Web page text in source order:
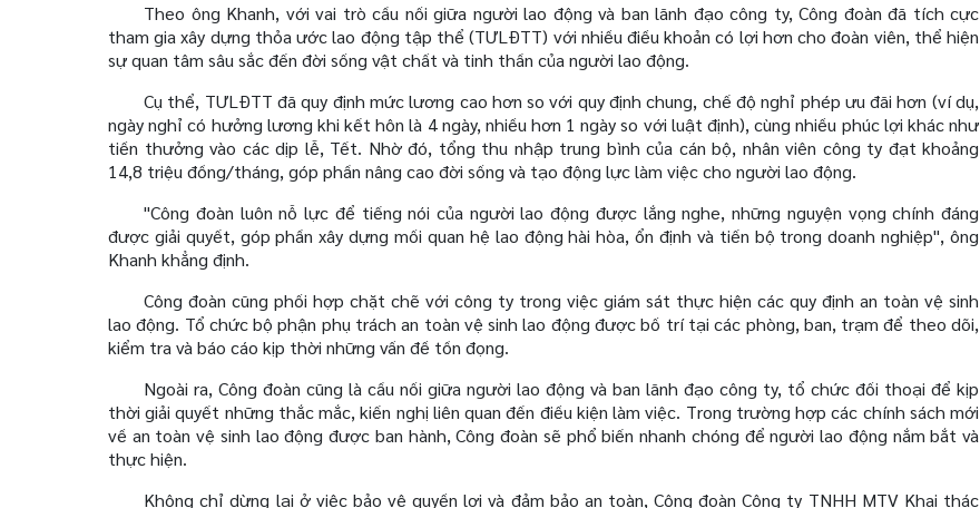
Theo ông Khanh, với vai trò cầu nối giữa người lao động và ban lãnh đạo công ty, Công đoàn đã tích cực
tham gia xây dựng thỏa ước lao động tập thể (TƯLĐTT) với nhiều điều khoản có lợi hơn cho đoàn viên, thể hiện
sự quan tâm sâu sắc đến đời sống vật chất và tinh thần của người lao động.
Cụ thể, TƯLĐTT đã quy định mức lương cao hơn so với quy định chung, chế độ nghỉ phép ưu đãi hơn (ví dụ,
ngày nghỉ có hưởng lương khi kết hôn là 4 ngày, nhiều hơn 1 ngày so với luật định), cùng nhiều phúc lợi khác như
tiền thưởng vào các dịp lễ, Tết. Nhờ đó, tổng thu nhập trung bình của cán bộ, nhân viên công ty đạt khoảng
14,8 triệu đồng/tháng, góp phần nâng cao đời sống và tạo động lực làm việc cho người lao động.
"Công đoàn luôn nỗ lực để tiếng nói của người lao động được lắng nghe, những nguyện vọng chính đáng
được giải quyết, góp phần xây dựng mối quan hệ lao động hài hòa, ổn định và tiến bộ trong doanh nghiệp", ông
Khanh khẳng định.
Công đoàn cũng phối hợp chặt chẽ với công ty trong việc giám sát thực hiện các quy định an toàn vệ sinh
lao động. Tổ chức bộ phận phụ trách an toàn vệ sinh lao động được bố trí tại các phòng, ban, trạm để theo dõi,
kiểm tra và báo cáo kịp thời những vấn đề tồn đọng.
Ngoài ra, Công đoàn cũng là cầu nối giữa người lao động và ban lãnh đạo công ty, tổ chức đối thoại để kịp
thời giải quyết những thắc mắc, kiến nghị liên quan đến điều kiện làm việc. Trong trường hợp các chính sách mới
về an toàn vệ sinh lao động được ban hành, Công đoàn sẽ phổ biến nhanh chóng để người lao động nắm bắt và
thực hiện.
Không chỉ dừng lại ở việc bảo vệ quyền lợi và đảm bảo an toàn, Công đoàn Công ty TNHH MTV Khai thác